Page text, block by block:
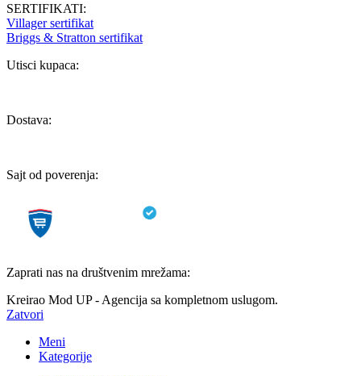
SERTIFIKATI:
Villager sertifikat
Briggs & Stratton sertifikat
Utisci kupaca:
Dostava:
Sajt od poverenja:
Zaprati nas na društvenim mrežama:
Kreirao Mod UP - Agencija sa kompletnom uslugom.
Zatvori
Meni
Kategorije